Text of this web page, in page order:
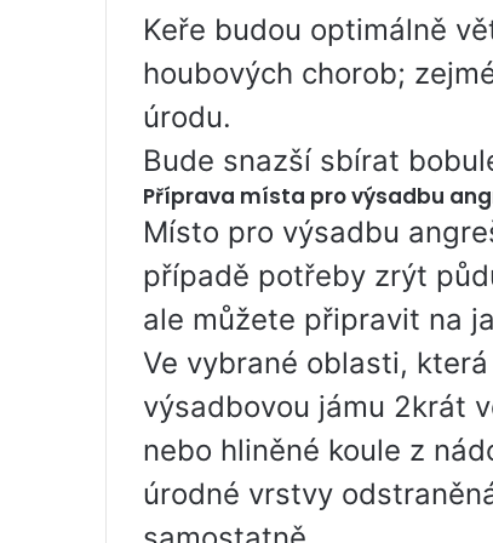
Keře budou optimálně
houbových chorob;
úrodu.
Bude snazší sbírat
Příprava místa pro výsadbu
Místo pro výsadbu
případě potřeby zrýt
ale můžete připravit na
Ve vybrané oblasti,
výsadbovou jámu 2krát
nebo hliněné koule z
úrodné vrstvy